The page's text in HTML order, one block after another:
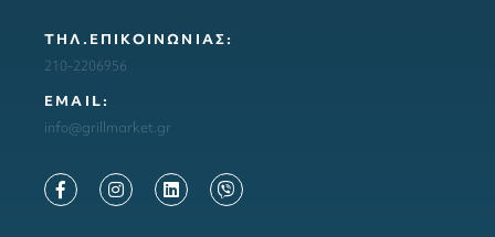
ΤΗΛ.ΕΠΙΚΟΙΝΩΝΙΑΣ:
210-2206956
ΕΜΑΙL:
info@grillmarket.gr